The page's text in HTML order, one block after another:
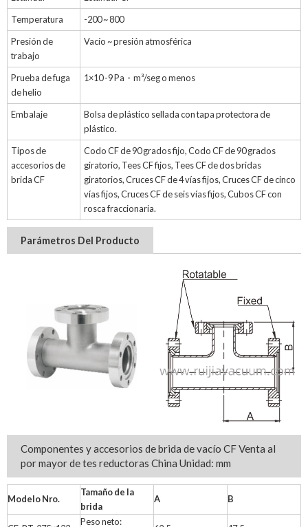
Temperatura
-200 ~ 800
Presión de
trabajo
Vacío ~ presión atmosférica
Prueba de fuga
de helio
1×10 -9 Pa・m³/seg o menos
Embalaje
Bolsa de plástico sellada con tapa protectora de
plástico.
Tipos de
accesorios de
brida CF
Codo CF de 90 grados fijo, Codo CF de 90 grados
giratorio, Tees CF fijos, Tees CF de dos bridas
giratorios, Cruces CF de 4 vías fijos, Cruces CF de cinco
vías fijos, Cruces CF de seis vías fijos, Cubos CF con
rosca fraccionaria.
Parámetros Del Producto
Componentes y accesorios de brida de vacío CF Venta al
por mayor de tes reductoras China Unidad: mm
Modelo Nro.
Tamaño de la
brida
A B
Peso neto: